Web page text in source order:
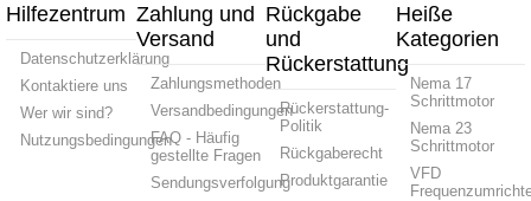
Hilfezentrum
Datenschutzerklärung
Kontaktiere uns
Wer wir sind?
Nutzungsbedingungen
Zahlung und
Versand
Zahlungsmethoden
Versandbedingungen
FAQ - Häufig
gestellte Fragen
Sendungsverfolgung
Rückgabe
und
Rückerstattung
Rückerstattung-
Politik
Rückgaberecht
Produktgarantie
Heiße
Kategorien
Nema 17
Schrittmotor
Nema 23
Schrittmotor
VFD